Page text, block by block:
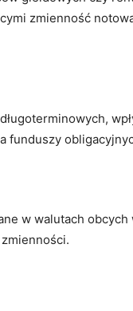
zmienność
funduszy
w walutach obcych